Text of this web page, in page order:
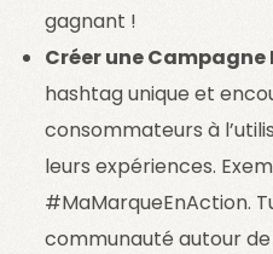
gagnant !
Créer une Campagne
hashtag unique et
consommateurs à
leurs expériences.
#MaMarqueEnAction.
communauté autour